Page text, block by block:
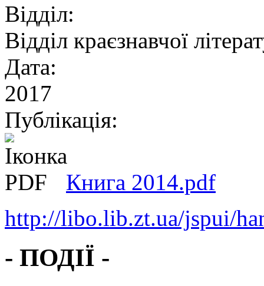
Відділ:
Відділ краєзнавчої
Дата:
2017
Публікація:
Книга 2014.pdf
http://libo.lib.zt.ua/jspui/
- ПОДІЇ -